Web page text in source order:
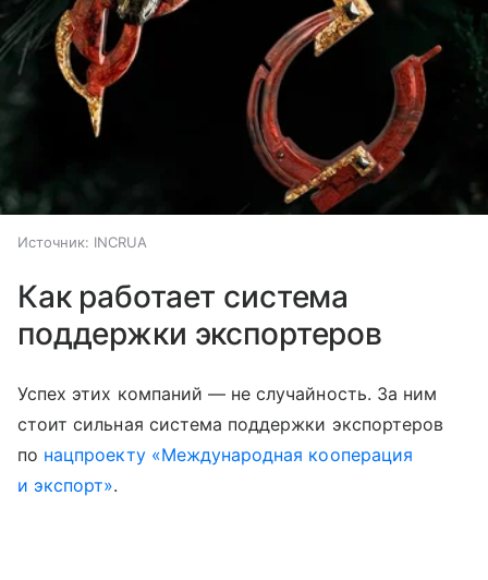
Источник: INCRUA
Как работает система
поддержки экспортеров
Успех этих компаний — не случайность. За ним
стоит сильная система поддержки экспортеров
по нацпроекту «Международная кооперация
и экспорт».